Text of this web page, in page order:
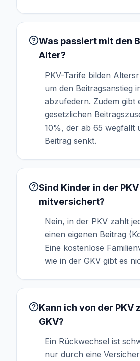
Was passiert mit den
Alter?
PKV-Tarife bilden
um den Beitragsanstieg
abzufedern. Zudem gibt
gesetzlichen
10%, der ab 65 wegfällt
Beitrag senkt.
Sind Kinder in der
mitversichert?
Nein, in der PKV zahlt
einen eigenen Beitrag
Eine kostenlose
wie in der GKV gibt es
Kann ich von der PKV
GKV?
Ein Rückwechsel ist
nur durch eine